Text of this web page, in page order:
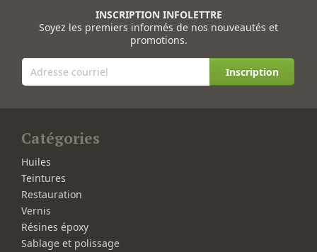
INSCRIPTION INFOLETTRE
Soyez les premiers informés de nos nouveautés et
promotions.
Inscription
Catégories
Huiles
Teintures
Restauration
Vernis
Résines époxy
Sablage et polissage